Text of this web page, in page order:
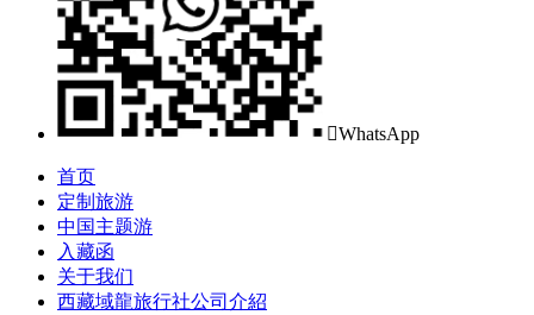
WhatsApp
首页
定制旅游
中国主题游
入藏函
关于我们
西藏域龍旅行社公司介紹